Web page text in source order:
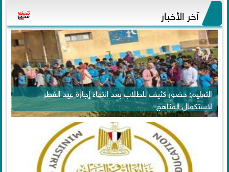
آخر الأخبار
التعليم: حضور كثيف للطلاب بعد انتهاء إجازة عيد الفطر
لاستكمال المناهج